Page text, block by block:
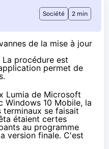
Société 2 min
de la mise à jour
procédure est
permet de
Lumia de Microsoft
Windows 10 Mobile, la
terminaux se faisait
étaient certes
au programme
version finale. C'est